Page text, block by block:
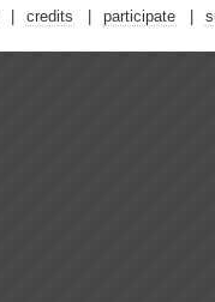
credits participate